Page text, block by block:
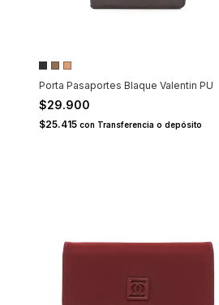
Porta Pasaportes Blaque Valentin PU
$29.900
$25.415 con Transferencia o depósito